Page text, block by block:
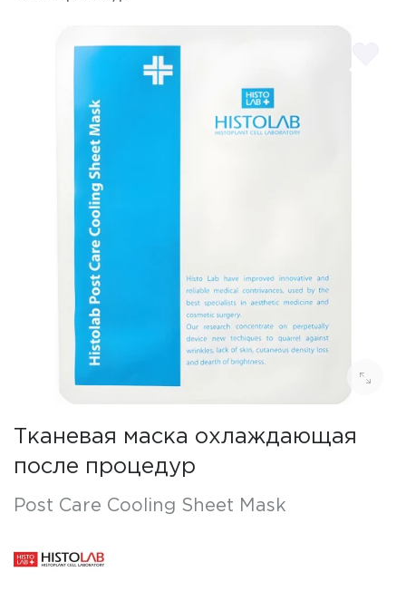
Тканевая маска охлаждающая
после процедур
Post Care Cooling Sheet Mask